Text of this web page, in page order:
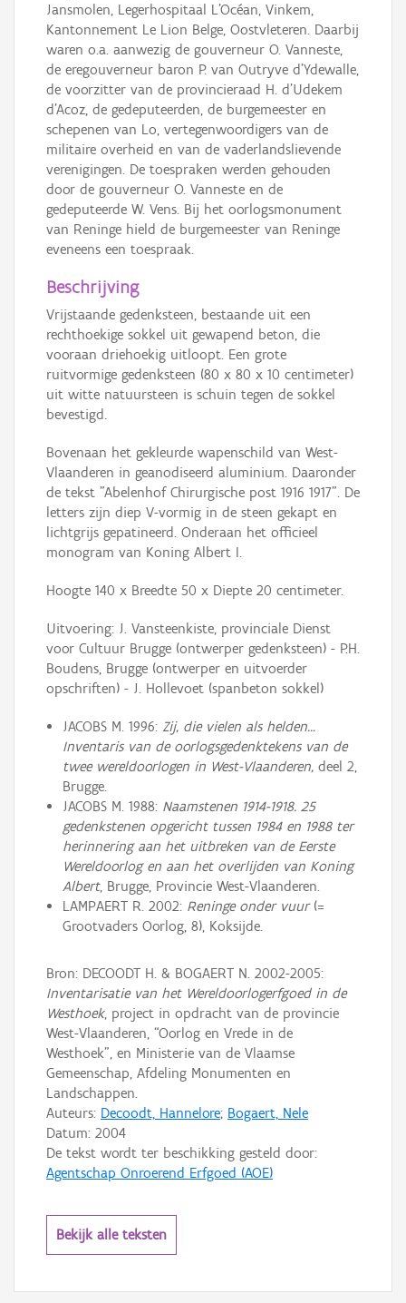
Jansmolen, Legerhospitaal L'Océan, Vinkem,
Kantonnement Le Lion Belge, Oostvleteren. Daarbij
waren o.a. aanwezig de gouverneur O. Vanneste,
de eregouverneur baron P. van Outryve d'Ydewalle,
de voorzitter van de provincieraad H. d'Udekem
d'Acoz, de gedeputeerden, de burgemeester en
schepenen van Lo, vertegenwoordigers van de
militaire overheid en van de vaderlandslievende
verenigingen. De toespraken werden gehouden
door de gouverneur O. Vanneste en de
gedeputeerde W. Vens. Bij het oorlogsmonument
van Reninge hield de burgemeester van Reninge
eveneens een toespraak.
Beschrijving
Vrijstaande gedenksteen, bestaande uit een
rechthoekige sokkel uit gewapend beton, die
vooraan driehoekig uitloopt. Een grote
ruitvormige gedenksteen (80 x 80 x 10 centimeter)
uit witte natuursteen is schuin tegen de sokkel
bevestigd.
Bovenaan het gekleurde wapenschild van West-
Vlaanderen in geanodiseerd aluminium. Daaronder
de tekst "Abelenhof Chirurgische post 1916 1917". De
letters zijn diep V-vormig in de steen gekapt en
lichtgrijs gepatineerd. Onderaan het officieel
monogram van Koning Albert I.
Hoogte 140 x Breedte 50 x Diepte 20 centimeter.
Uitvoering: J. Vansteenkiste, provinciale Dienst
voor Cultuur Brugge (ontwerper gedenksteen) - P.H.
Boudens, Brugge (ontwerper en uitvoerder
opschriften) - J. Hollevoet (spanbeton sokkel)
JACOBS M. 1996: Zij, die vielen als helden...
Inventaris van de oorlogsgedenktekens van de
twee wereldoorlogen in West-Vlaanderen, deel 2,
Brugge.
JACOBS M. 1988: Naamstenen 1914-1918. 25
gedenkstenen opgericht tussen 1984 en 1988 ter
herinnering aan het uitbreken van de Eerste
Wereldoorlog en aan het overlijden van Koning
Albert, Brugge, Provincie West-Vlaanderen.
LAMPAERT R. 2002: Reninge onder vuur(=
Grootvaders Oorlog, 8), Koksijde.
Bron: DECOODT H. & BOGAERT N. 2002-2005:
Inventarisatie van het Wereldoorlogerfgoed in de
Westhoek, project in opdracht van de provincie
West-Vlaanderen, “Oorlog en Vrede in de
Westhoek”, en Ministerie van de Vlaamse
Gemeenschap, Afdeling Monumenten en
Landschappen.
Auteurs: Decoodt, Hannelore; Bogaert, Nele
Datum: 2004
De tekst wordt ter beschikking gesteld door:
Agentschap Onroerend Erfgoed (AOE)
Bekijk alle teksten